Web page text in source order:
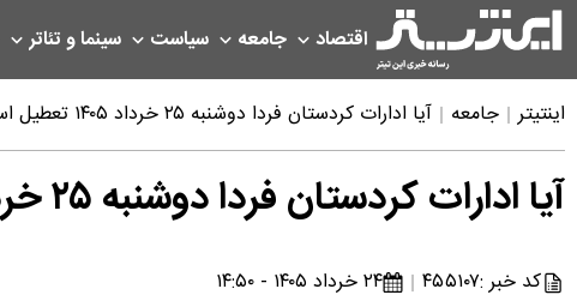
اقتصاد جامعه سیاست سینما و تئاتر
اینتیتر جامعه آیا ادارات کردستان فردا دوشنبه ۲۵ خرداد ۱۴۰۵ تعطیل است؟ | خبر فوری تعطیلی فردا کردستان
آیا ادارات کردستان فردا دوشنبه ۲۵ خرداد ۱۴۰۵ تعطیل است؟ | خبر فوری تعطیلی فردا کردستان
کد خبر :۴۵۵۱۰۷ ۲۴ خرداد ۱۴۰۵ - ۱۴:۵۰